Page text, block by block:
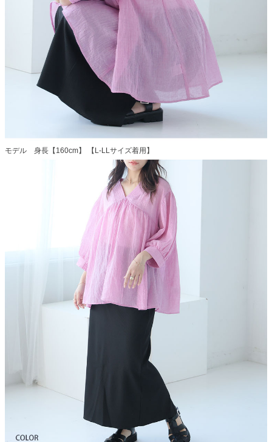
モデル 身長【160cm】 【L-LLサイズ着用】